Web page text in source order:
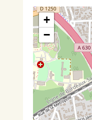
+
−